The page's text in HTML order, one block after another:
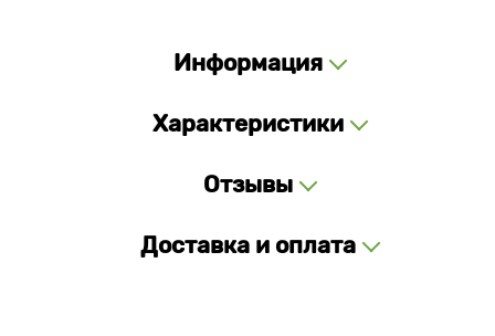
Информация
Характеристики
Отзывы
Доставка и оплата